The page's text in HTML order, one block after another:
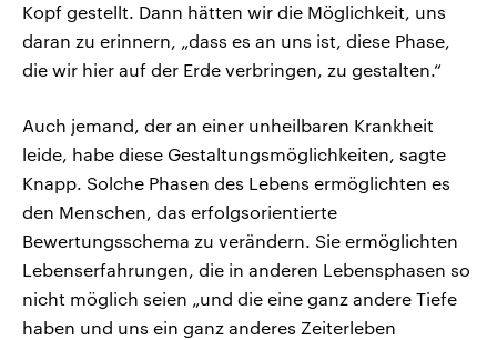
Kopf gestellt. Dann hätten wir die Möglichkeit, uns
daran zu erinnern, „dass es an uns ist, diese Phase,
die wir hier auf der Erde verbringen, zu gestalten.“
Auch jemand, der an einer unheilbaren Krankheit
leide, habe diese Gestaltungsmöglichkeiten, sagte
Knapp. Solche Phasen des Lebens ermöglichten es
den Menschen, das erfolgsorientierte
Bewertungsschema zu verändern. Sie ermöglichten
Lebenserfahrungen, die in anderen Lebensphasen so
nicht möglich seien „und die eine ganz andere Tiefe
haben und uns ein ganz anderes Zeiterleben